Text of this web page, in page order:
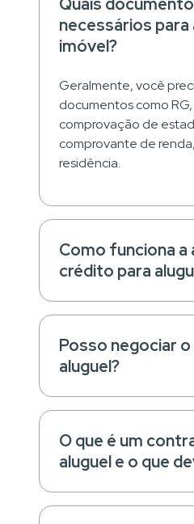
necessários para
imóvel?
Geralmente, você
documentos como RG,
comprovação de
comprovante de
residência.
Como funciona a
crédito para
Posso negociar
aluguel?
O que é um
aluguel e o que